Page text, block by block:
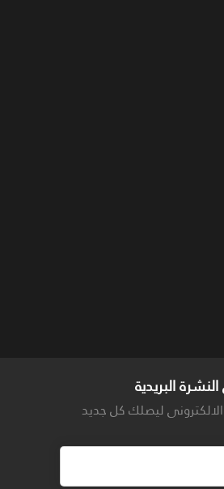
البريدية
ليصلك كل جديد